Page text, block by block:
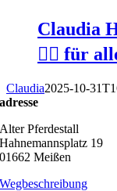
Claudia
👆🏻 für
Claudia2025-10-
adresse
Alter Pferdestall
Hahnemannsplatz 19
01662 Meißen
Wegbeschreibung